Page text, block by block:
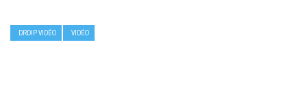
DRDIP VIDÉO VIDÉO